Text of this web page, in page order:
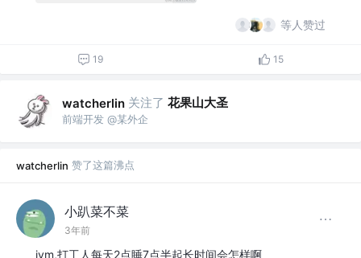
等人赞过
19 15
watcherlin 关注了 花果山大圣
前端开发 @某外企
watcherlin 赞了这篇沸点
小趴菜不菜
3年前
jym,打工人每天2点睡7点半起长时间会怎样啊